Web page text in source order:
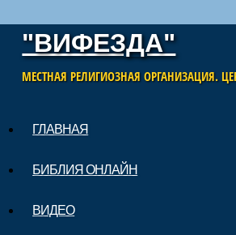
"ВИФЕЗДА"
МЕСТНАЯ РЕЛИГИОЗНАЯ ОРГАНИЗАЦИЯ.
Main menu
ГЛАВНАЯ
БИБЛИЯ ОНЛАЙН
ВИДЕО